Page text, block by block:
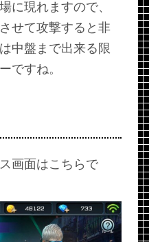
に現れますので、
せて攻撃すると非
中盤まで出来る限
ですね。
画面はこちらで